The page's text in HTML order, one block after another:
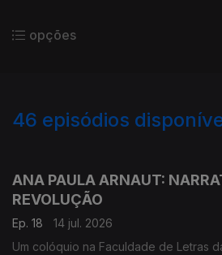
artístico.
opções
46 episódios
ANA PAULA ARNAUT:
REVOLUÇÃO
Ep. 18
14 jul. 2026
Um colóquio na Faculdade de Letras